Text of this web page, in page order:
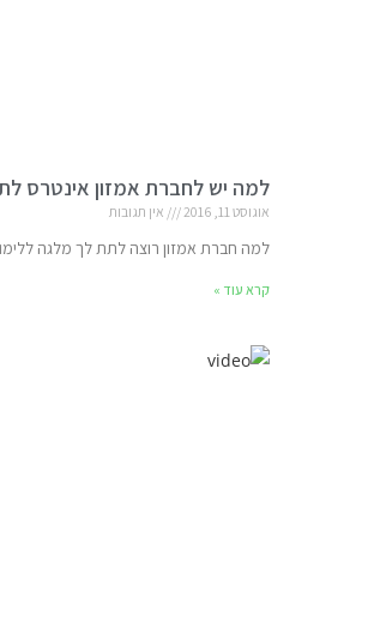
למה יש לחברת אמזון אינטרס
אוגוסט 11, 2016 אין תגובות
למה חברת אמזון רוצה לתת לך מלגה
קרא עוד »